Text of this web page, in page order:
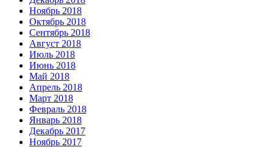
Ноябрь 2018
Октябрь 2018
Сентябрь 2018
Август 2018
Июль 2018
Июнь 2018
Май 2018
Апрель 2018
Март 2018
Февраль 2018
Январь 2018
Декабрь 2017
Ноябрь 2017